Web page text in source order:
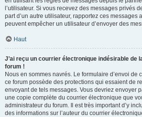
l’utilisateur. Si vous recevez des messages privés
part d’un autre utilisateur, rapportez ces messages
peuvent empêcher un utilisateur d’envoyer des
Haut
J’ai reçu un courrier électronique indésirable de
forum !
Nous en sommes navrés. Le formulaire d’envoi de
ce forum possède des protections qui essaient de
envoyant de tels messages. Vous devriez envoyer
une copie complète du courrier électronique que
administrateur du forum. Il est très important d’y
des informations sur l’auteur du courrier